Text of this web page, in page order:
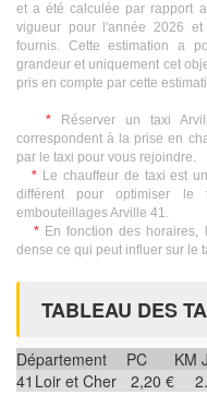
et a été calculée par rapport
vigueur pour l'année 2026
fournis. Cette estimation a
grandeur et uniquement cet
pris en compte par cette
* Réserver un taxi
correspondent à la prise en
par le taxi pour vous rejoindre.
* Le chauffeur de taxi est
différent pour optimiser
embouteillages Arville 41.
*En fonction des horaires,
dense ce qui peut influer sur le
TABLEAU DES
Département PC KM
41 Loir et Cher 2,20 €